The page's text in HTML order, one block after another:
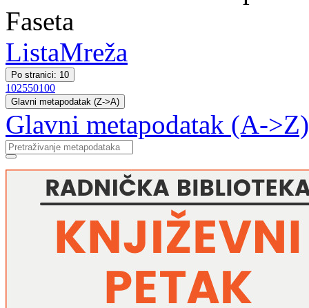
Faseta
ListaMreža
Po stranici: 10
102550100
Glavni metapodatak (Z->A)
Glavni metapodatak (A->Z)